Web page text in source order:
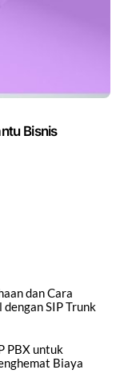
Bisnis
dan Cara
SIP Trunk
PBX untuk
Biaya